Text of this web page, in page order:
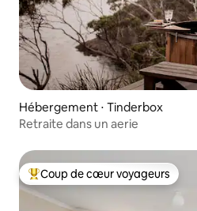
Hébergement ⋅ Tinderbox
Retraite dans un aerie
Coups de cœur voyageurs les
Coup de cœur voyageurs